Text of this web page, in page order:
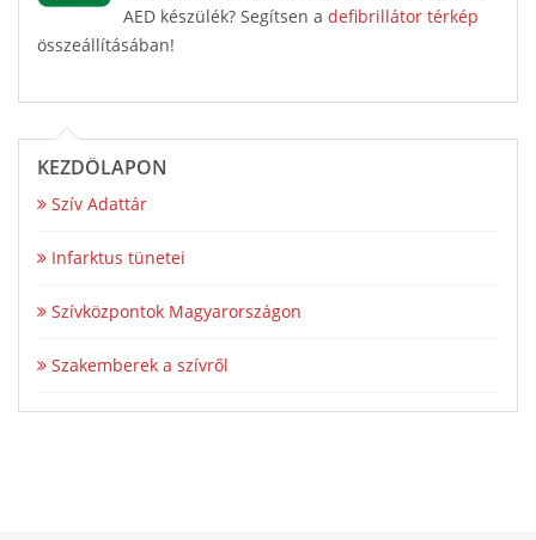
AED készülék? Segítsen a defibrillátor térkép
összeállításában!
KEZDŐLAPON
Szív Adattár
Infarktus tünetei
Szívközpontok Magyarországon
Szakemberek a szívről